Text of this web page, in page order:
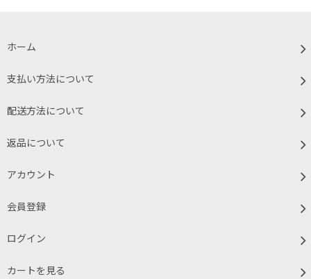
ホーム
支払い方法について
配送方法について
返品について
アカウント
会員登録
ログイン
カートを見る